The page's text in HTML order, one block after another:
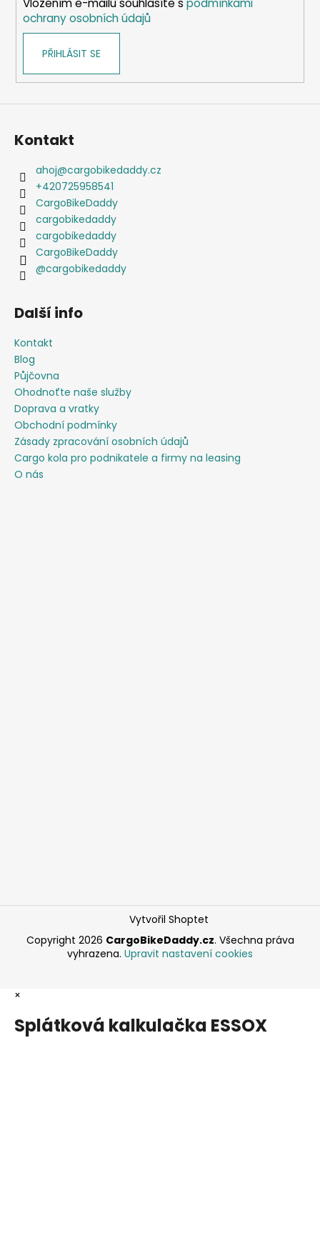
Vložením e-mailu souhlasíte s podmínkami
ochrany osobních údajů
PŘIHLÁSIT SE
Kontakt
ahoj@cargobikedaddy.cz
+420725958541
CargoBikeDaddy
cargobikedaddy
cargobikedaddy
CargoBikeDaddy
@cargobikedaddy
Další info
Kontakt
Blog
Půjčovna
Ohodnoťte naše služby
Doprava a vratky
Obchodní podmínky
Zásady zpracování osobních údajů
Cargo kola pro podnikatele a firmy na leasing
O nás
Vytvořil Shoptet
Copyright 2026 CargoBikeDaddy.cz. Všechna práva
vyhrazena. Upravit nastavení cookies
×
Splátková kalkulačka ESSOX